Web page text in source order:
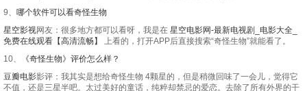
9、 哪个软件可以看奇怪生物
星空影视网友：很多地方都可以看呀，我是在 星空电影网-最新电视剧_电影大全_
免费在线观看【高清流畅】
上看的，打开APP后直接搜索“奇怪生物”就能看了。
10、
《奇怪生物》评价怎么样？
豆瓣电影影评：我其实是想给奇怪生物 4颗星的，但是稍微回味了一会儿，觉得它
不值，还是三星半吧。太过美好的童话，纯粹却禁忌的爱恋。去除了所有外界的干